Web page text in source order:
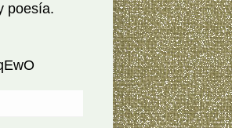
poesía.